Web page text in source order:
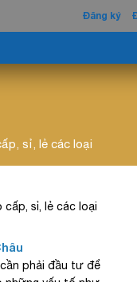
Đăng ký
sỉ, lẻ các loại
cấp, sỉ, lẻ các loại
phải đầu tư để